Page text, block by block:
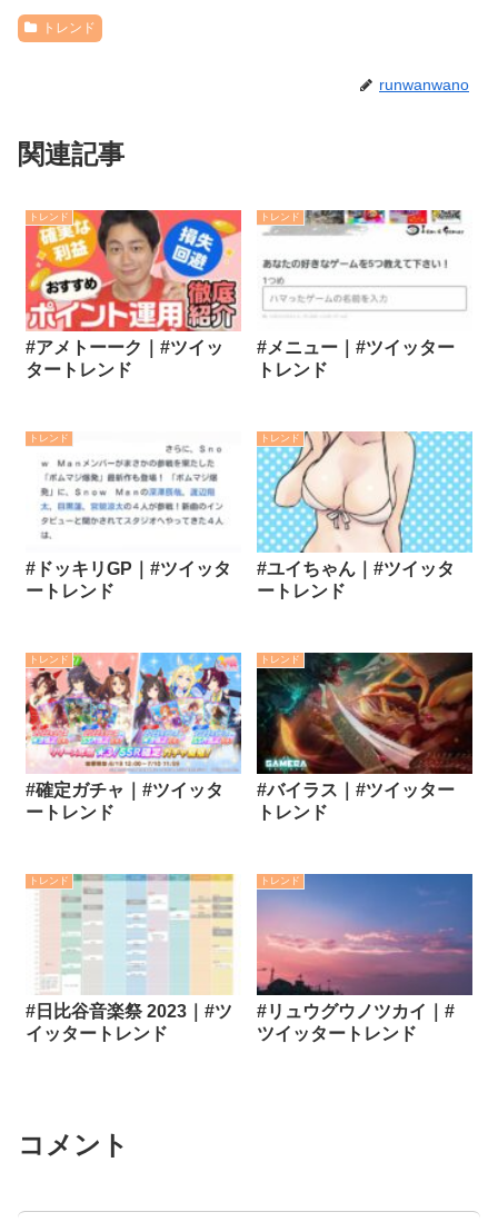
トレンド
runwanwano
関連記事
トレンド
#アメトーーク｜#ツイッ
タートレンド
トレンド
#メニュー｜#ツイッター
トレンド
トレンド
#ドッキリGP｜#ツイッタ
ートレンド
トレンド
#ユイちゃん｜#ツイッタ
ートレンド
トレンド
#確定ガチャ｜#ツイッタ
ートレンド
トレンド
#バイラス｜#ツイッター
トレンド
トレンド
#日比谷音楽祭 2023｜#ツ
イッタートレンド
トレンド
#リュウグウノツカイ｜#
ツイッタートレンド
コメント